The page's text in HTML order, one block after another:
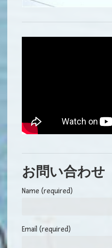
お問い合わせ
Name (required)
Email (required)